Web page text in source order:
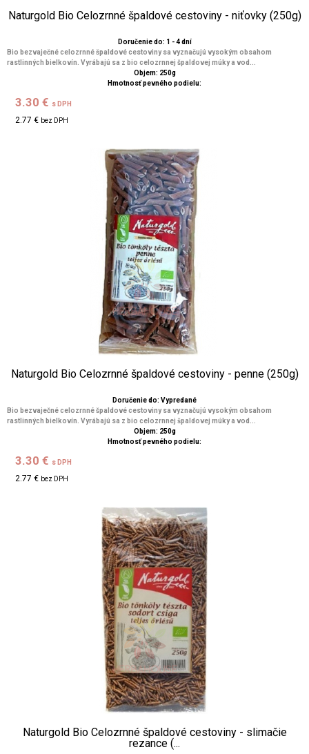
Naturgold Bio Celozrnné špaldové cestoviny - niťovky (250g)
Doručenie do: 1 - 4 dní
Bio bezvaječné celozrnné špaldové cestoviny sa vyznačujú vysokým obsahom
rastlinných bielkovín. Vyrábajú sa z bio celozrnnej špaldovej múky a vod...
Objem: 250g
Hmotnosť pevného podielu:
3.30 € s DPH
2.77 € bez DPH
Naturgold Bio Celozrnné špaldové cestoviny - penne (250g)
Doručenie do: Vypredané
Bio bezvaječné celozrnné špaldové cestoviny sa vyznačujú vysokým obsahom
rastlinných bielkovín. Vyrábajú sa z bio celozrnnej špaldovej múky a vod...
Objem: 250g
Hmotnosť pevného podielu:
3.30 € s DPH
2.77 € bez DPH
Naturgold Bio Celozrnné špaldové cestoviny - slimačie
rezance (...